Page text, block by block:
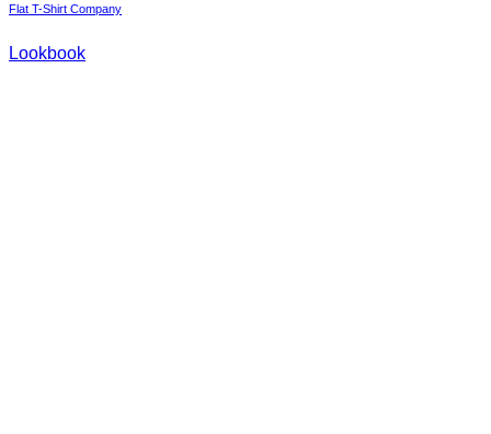
Flat T-Shirt Company
Lookbook